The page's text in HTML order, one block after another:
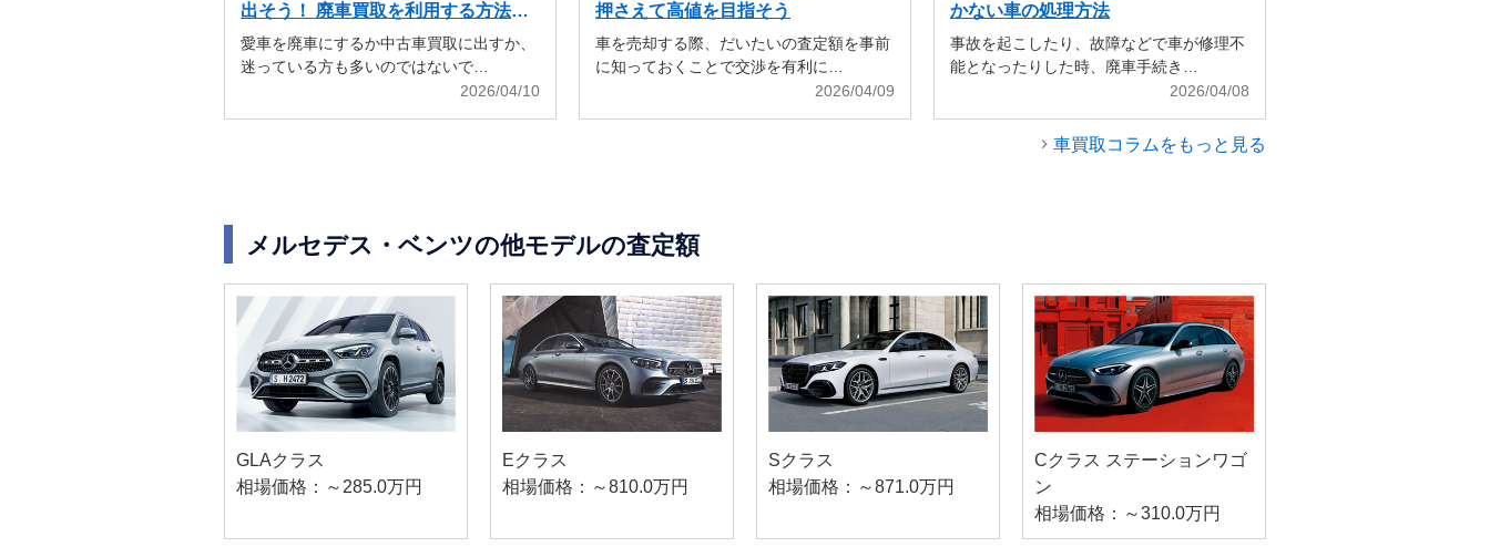
出そう！ 廃車買取を利用する方法も
解説
愛車を廃車にするか中古車買取に出すか、
迷っている方も多いのではないで…
2026/04/10
押さえて高値を目指そう
車を売却する際、だいたいの査定額を事前
に知っておくことで交渉を有利に…
2026/04/09
かない車の処理方法
事故を起こしたり、故障などで車が修理不
能となったりした時、廃車手続き…
2026/04/08
車買取コラムをもっと見る
メルセデス・ベンツの他モデルの査定額
GLAクラス
相場価格：～285.0万円
Eクラス
相場価格：～810.0万円
Sクラス
相場価格：～871.0万円
Cクラス ステーションワゴ
ン
相場価格：～310.0万円